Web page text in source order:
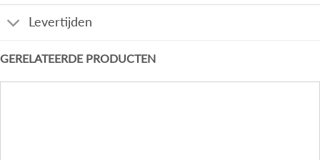
Levertijden
GERELATEERDE PRODUCTEN